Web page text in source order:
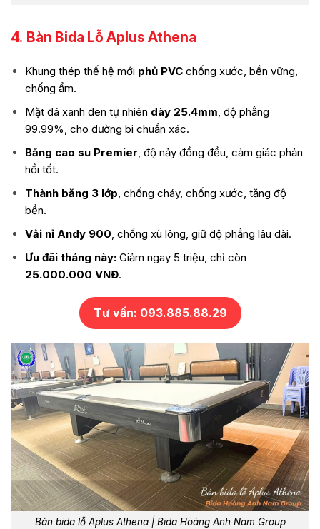
4. Bàn Bida Lỗ Aplus Athena
Khung thép thế hệ mới phủ PVCchống xước, bền vững,
chống ẩm.
Mặt đá xanh đen tự nhiên dày 25.4mm , độ phẳng
99.99%, cho đường bi chuẩn xác.
Băng cao su Premier , độ nảy đồng đều, cảm giác phản
hồi tốt.
Thành băng 3 lớp , chống cháy, chống xước, tăng độ
bền.
Vải nỉ Andy 900 , chống xù lông, giữ độ phẳng lâu dài.
Ưu đãi tháng này:Giảm ngay 5 triệu, chỉ còn
25.000.000 VNĐ.
Tư vấn: 093.885.88.29
Bàn bida lỗ Aplus Athena | Bida Hoàng Anh Nam Group